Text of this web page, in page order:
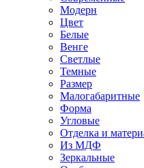
Модерн
Цвет
Белые
Венге
Светлые
Темные
Размер
Малогабаритные
Форма
Угловые
Отделка и
Из МДФ
Зеркальные